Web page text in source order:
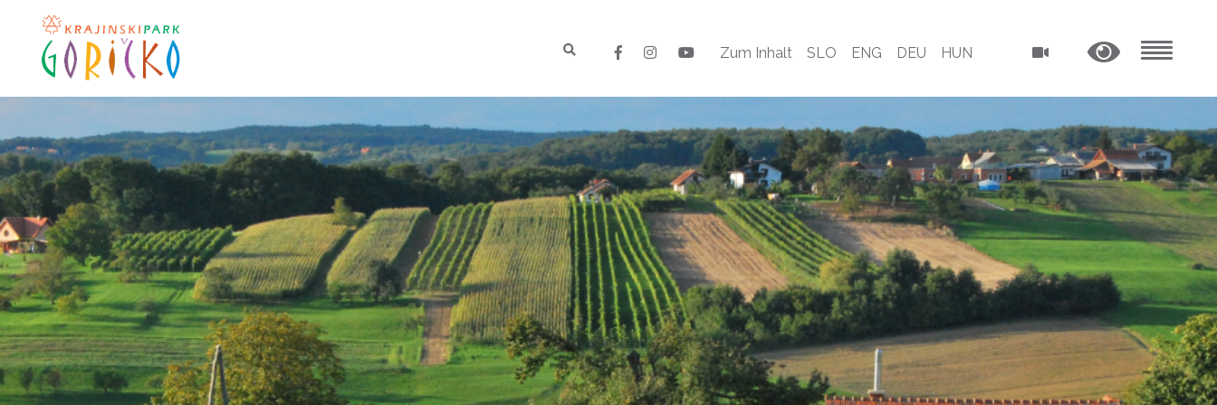
Zum Inhalt SLO ENG DEU HUN